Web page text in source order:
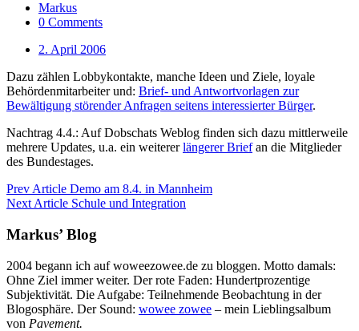
Markus
0 Comments
2. April 2006
Dazu zählen Lobbykontakte, manche Ideen und Ziele, loyale
Behördenmitarbeiter und: Brief- und Antwortvorlagen zur
Bewältigung störender Anfragen seitens interessierter Bürger.
Nachtrag 4.4.: Auf Dobschats Weblog finden sich dazu mittlerweile
mehrere Updates, u.a. ein weitererlängerer Briefan die Mitglieder
des Bundestages.
Prev Article Demo am 8.4. in Mannheim
Next Article Schule und Integration
Markus’ Blog
2004 begann ich auf woweezowee.de zu bloggen. Motto damals:
Ohne Ziel immer weiter. Der rote Faden: Hundertprozentige
Subjektivität. Die Aufgabe: Teilnehmende Beobachtung in der
Blogosphäre. Der Sound: wowee zowee – mein Lieblingsalbum
von Pavement.